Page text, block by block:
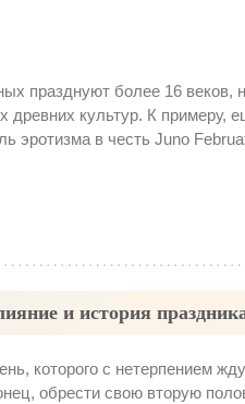
празднуют более 16 веков,
древних культур. К примеру,
эротизма в честь Juno
и история
которого с нетерпением
обрести свою вторую